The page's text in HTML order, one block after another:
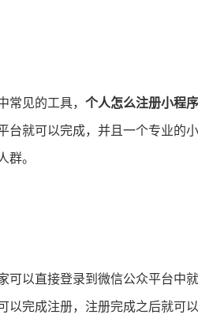
见的工具， 个人怎么注册小程
台就可以完成，并且一个专业的
。
可以直接登录到微信公众平台中
以完成注册，注册完成之后就可